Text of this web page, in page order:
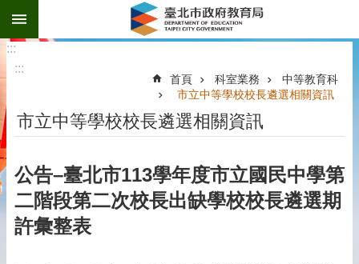
跳到主要內容區塊
:::
:::
首頁 科室業務
中等教育科
市立中等學校校長遴選相關資訊
市立中等學校校長遴選相關資訊
公告–臺北市113學年度市立國民中學第
二階段第二次校長出缺學校校長遴選期
許彙整表